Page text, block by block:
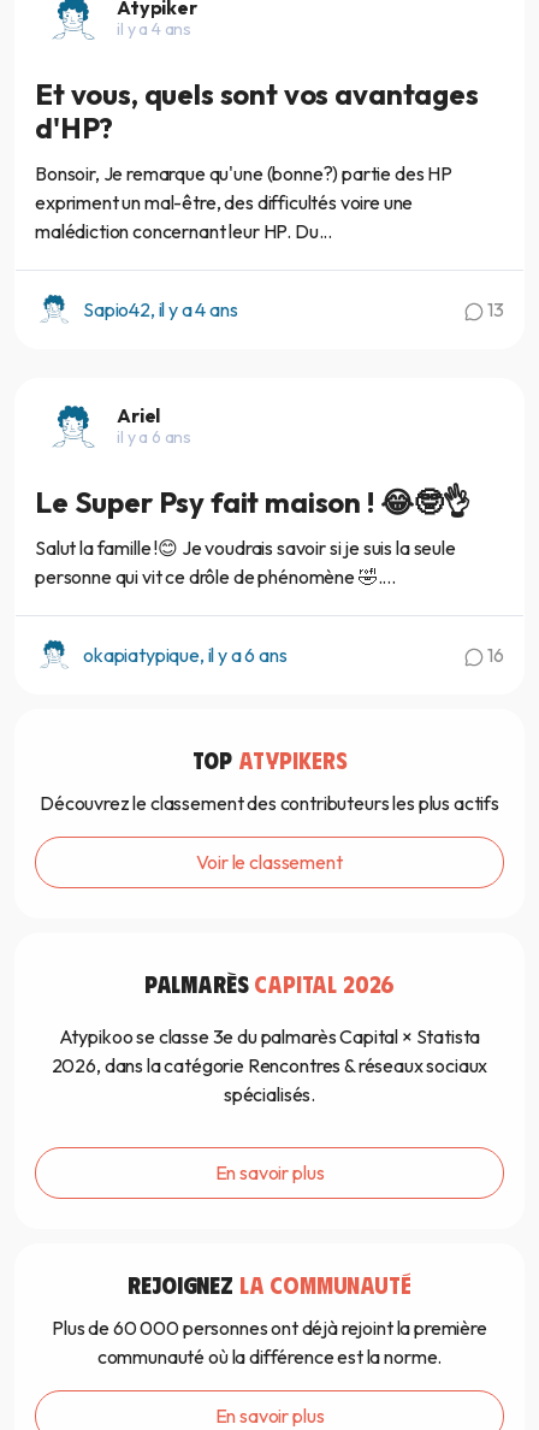
Atypiker
il y a 4 ans
Et vous, quels sont vos avantages
d'HP?
Bonsoir, Je remarque qu'une (bonne?) partie des HP
expriment un mal-être, des difficultés voire une
malédiction concernant leur HP. Du...
Sapio42, il y a 4 ans 13
Ariel
il y a 6 ans
Le Super Psy fait maison ! 😂🤓👌
Salut la famille !😊 Je voudrais savoir si je suis la seule
personne qui vit ce drôle de phénomène 🤣....
okapiatypique, il y a 6 ans 16
TOP ATYPIKERS
Découvrez le classement des contributeurs les plus actifs
Voir le classement
PALMARÈS CAPITAL 2026
Atypikoo se classe 3e du palmarès Capital × Statista
2026, dans la catégorie Rencontres & réseaux sociaux
spécialisés.
En savoir plus
REJOIGNEZ LA COMMUNAUTÉ
Plus de 60 000 personnes ont déjà rejoint la première
communauté où la différence est la norme.
En savoir plus